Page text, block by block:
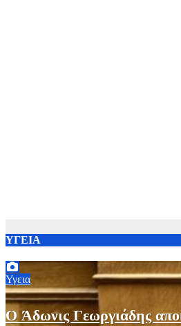
ΥΓΕΙΑ
Υγεια
O Άδωνις Γεωργιάδης